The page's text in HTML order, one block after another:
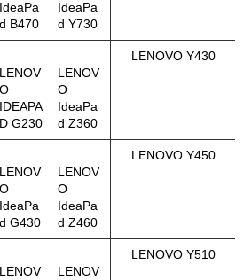
IdeaPa
d B470
IdeaPa
d Y730
LENOV
O
IDEAPA
D G230
LENOV
O
IdeaPa
d Z360
LENOVO Y430
LENOV
O
IdeaPa
d G430
LENOV
O
IdeaPa
d Z460
LENOVO Y450
LENOV
LENOV
LENOVO Y510